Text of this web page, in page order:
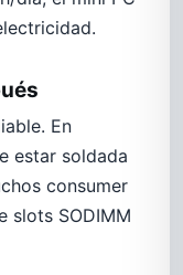
En
estar soldada
consumer
slots SODIMM